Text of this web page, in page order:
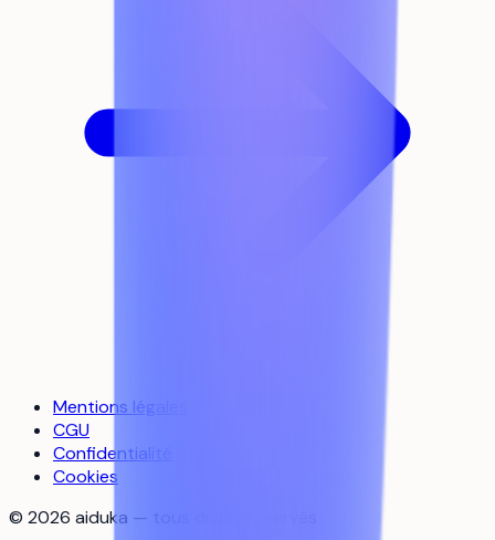
Mentions légales
CGU
Confidentialité
Cookies
© 2026 aiduka — tous droits réservés